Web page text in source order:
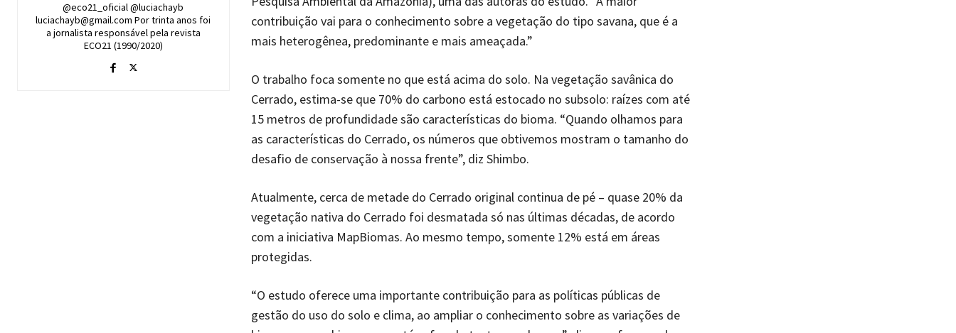
@eco21_oficial @luciachayb
luciachayb@gmail.com Por trinta anos foi
a jornalista responsável pela revista
ECO21 (1990/2020)
contribuição vai para o conhecimento sobre a vegetação do tipo savana, que é a
mais heterogênea, predominante e mais ameaçada.”
O trabalho foca somente no que está acima do solo. Na vegetação savânica do
Cerrado, estima-se que 70% do carbono está estocado no subsolo: raízes com até
15 metros de profundidade são características do bioma. “Quando olhamos para
as características do Cerrado, os números que obtivemos mostram o tamanho do
desafio de conservação à nossa frente”, diz Shimbo.
Atualmente, cerca de metade do Cerrado original continua de pé – quase 20% da
vegetação nativa do Cerrado foi desmatada só nas últimas décadas, de acordo
com a iniciativa MapBiomas. Ao mesmo tempo, somente 12% está em áreas
protegidas.
“O estudo oferece uma importante contribuição para as políticas públicas de
gestão do uso do solo e clima, ao ampliar o conhecimento sobre as variações de